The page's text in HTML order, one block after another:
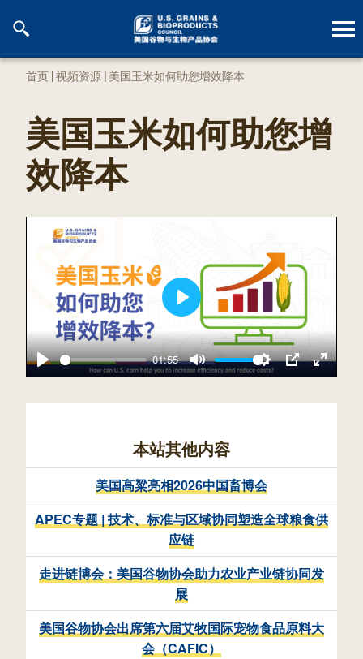
首页|视频资源|美国玉米如何助您增效降本
美国玉米如何助您增
效降本
P
l
y
01:55
M
u
e
S
e
t
i
n
s
P
I
E
n
e
f
l
s
P
l
a
y
本站其他内容
美国高粱亮相2026中国畜博会
APEC专题 | 技术、标准与区域协同塑造全球粮食供
应链
走进链博会：美国谷物协会助力农业产业链协同发
展
美国谷物协会出席第六届艾牧国际宠物食品原料大
会（CAFIC）